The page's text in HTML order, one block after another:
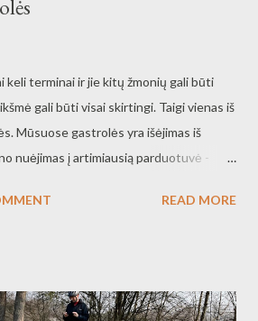
Kepėm iš viso 7 gumuliukus taip
keli terminai ir jie kitų žmonių gali būti
gali būti visai skirtingi. Taigi vienas iš
Mūsuose gastrolės yra išėjimas iš
nuėjimas į artimiausią parduotuvė -
tiesiog pasisėdėjimas su draugais.
nukeliavom pagurkšnoti limonado su
READ MORE